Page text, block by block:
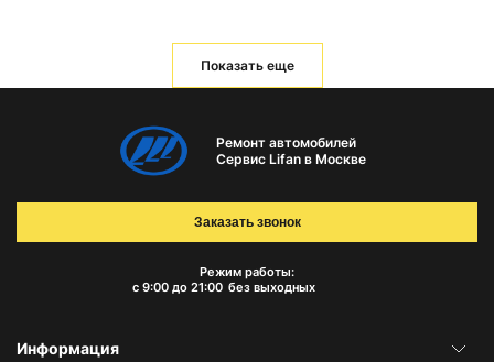
Показать еще
Ремонт автомобилей
Сервис Lifan в Москве
Режим работы:
с 9:00 до 21:00 без выходных
Заказать звонок
Информация